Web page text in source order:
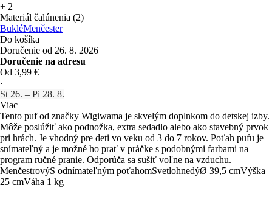
+ 2
Materiál čalúnenia (2)
BukléMenčester
Do košíka
Doručenie od 26. 8. 2026
Doručenie na adresu
Od 3,99 €
·
St 26. – Pi 28. 8.
Viac
Tento puf od značky Wigiwama je skvelým doplnkom do detskej izby.
Môže poslúžiť ako podnožka, extra sedadlo alebo ako stavebný prvok
pri hrách. Je vhodný pre deti vo veku od 3 do 7 rokov. Poťah pufu je
snímateľný a je možné ho prať v práčke s podobnými farbami na
program ručné pranie. Odporúča sa sušiť voľne na vzduchu.
MenčestrovýS odnímateľným poťahomSvetlohnedýØ 39,5 cmVýška
25 cmVáha 1 kg